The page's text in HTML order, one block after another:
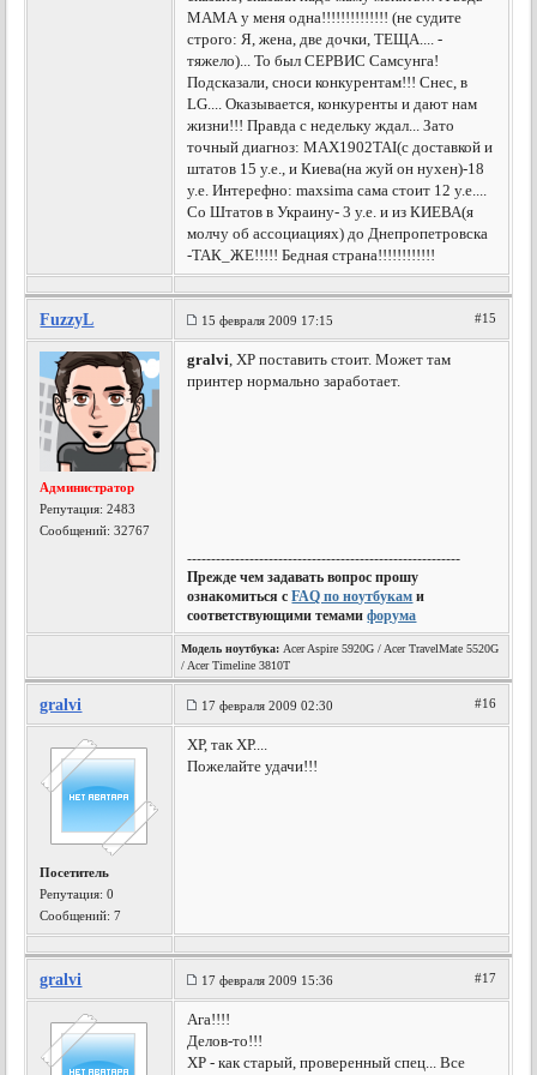
МАМА у меня одна!!!!!!!!!!!!!! (не судите
строго: Я, жена, две дочки, ТЕЩА.... -
тяжело)... То был СЕРВИС Самсунга!
Подсказали, сноси конкурентам!!! Снес, в
LG.... Оказывается, конкуренты и дают нам
жизни!!! Правда с недельку ждал... Зато
точный диагноз: MAX1902TAI(с доставкой и
штатов 15 у.е., и Киева(на жуй он нухен)-18
у.е. Интерефно: maxsima сама стоит 12 у.е....
Со Штатов в Украину- 3 у.е. и из КИЕВА(я
молчу об ассоциациях) до Днепропетровска
-ТАК_ЖЕ!!!!! Бедная страна!!!!!!!!!!!!
FuzzyL 15 февраля 2009 17:15 #15
Администратор
Репутация:2483
Сообщений: 32767
gralvi, ХР поставить стоит. Может там
принтер нормально заработает.
---------------------------------------------------------
Прежде чем задавать вопрос прошу
ознакомиться сFAQ по ноутбукам и
соответствующими темамифорума
Модель ноутбука: Acer Aspire 5920G / Acer TravelMate 5520G
/ Acer Timeline 3810T
gralvi 17 февраля 2009 02:30 #16
Посетитель
Репутация:0
Сообщений: 7
ХР, так ХР....
Пожелайте удачи!!!
gralvi 17 февраля 2009 15:36 #17
Ага!!!!
Делов-то!!!
ХР - как старый, проверенный спец... Все